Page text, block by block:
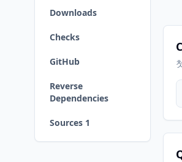
Downloads
Checks
GitHub
Reverse
Dependencies
Sources 1